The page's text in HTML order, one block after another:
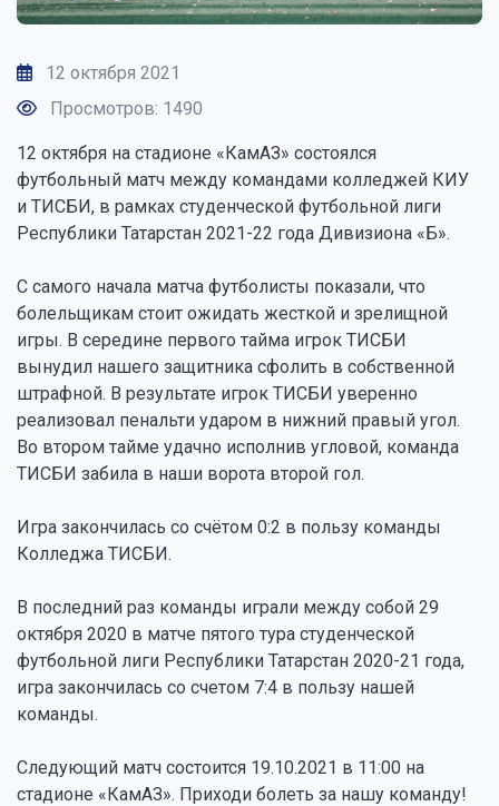
12 октября 2021
Просмотров: 1490
12 октября на стадионе «КамАЗ» состоялся
футбольный матч между командами колледжей КИУ
и ТИСБИ, в рамках студенческой футбольной лиги
Республики Татарстан 2021-22 года Дивизиона «Б».
С самого начала матча футболисты показали, что
болельщикам стоит ожидать жесткой и зрелищной
игры. В середине первого тайма игрок ТИСБИ
вынудил нашего защитника сфолить в собственной
штрафной. В результате игрок ТИСБИ уверенно
реализовал пенальти ударом в нижний правый угол.
Во втором тайме удачно исполнив угловой, команда
ТИСБИ забила в наши ворота второй гол.
Игра закончилась со счётом 0:2 в пользу команды
Колледжа ТИСБИ.
В последний раз команды играли между собой 29
октября 2020 в матче пятого тура студенческой
футбольной лиги Республики Татарстан 2020-21 года,
игра закончилась со счетом 7:4 в пользу нашей
команды.
Следующий матч состоится 19.10.2021 в 11:00 на
стадионе «КамАЗ». Приходи болеть за нашу команду!